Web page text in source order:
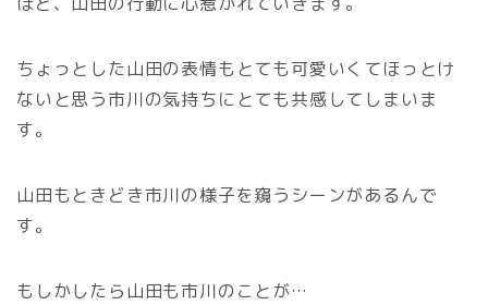
ちょっとした山田の表情もとても可愛いくてほっとけ
ないと思う市川の気持ちにとても共感してしまいま
す。
山田もときどき市川の様子を窺うシーンがあるんで
す。
もしかしたら山田も市川のことが…